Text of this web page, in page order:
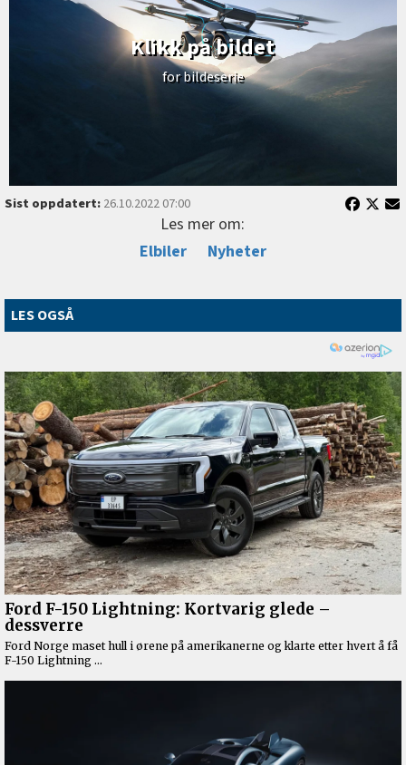
Klikk på bildet
for bildeserie
Sist oppdatert:26.10.2022 07:00
Les mer om:
Elbiler
Nyheter
LES OGSÅ